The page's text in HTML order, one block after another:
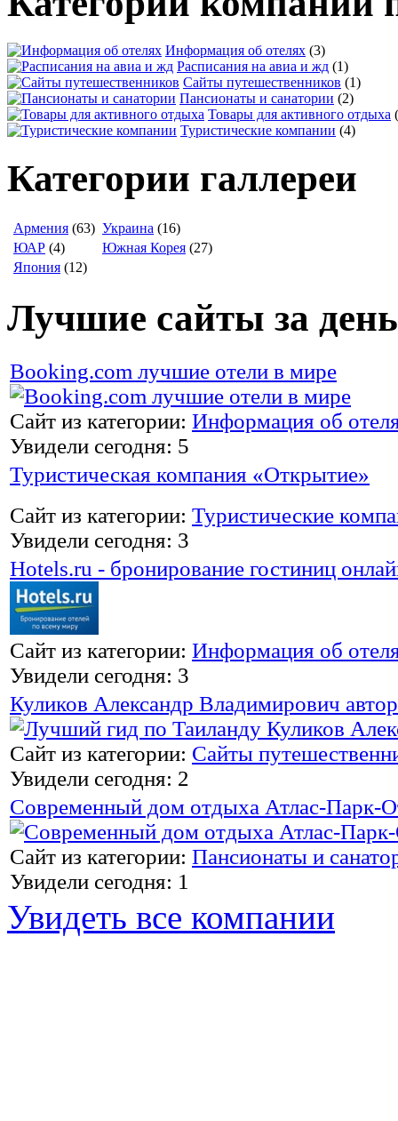
Информация об отелях (3)
Расписания на авиа и жд (1)
Сайты путешественников (1)
Пансионаты и санатории (2)
Товары для активного отдыха
Туристические компании (4)
Категории галлереи
Армения (63) Украина (16)
ЮАР (4) Южная Корея (27)
Япония (12)
Лучшие сайты за день
Booking.com лучшие отели в мире
Сайт из категории: Информация об
Увидели сегодня: 5
Туристическая компания «Открытие»
Сайт из категории: Туристические
Увидели сегодня: 3
Hotels.ru - бронирование гостиниц
Сайт из категории: Информация об
Увидели сегодня: 3
Куликов Александр Владимирович
Сайт из категории: Сайты
Увидели сегодня: 2
Современный дом отдыха Атлас-Парк-
Сайт из категории: Пансионаты и
Увидели сегодня: 1
Увидеть все компании